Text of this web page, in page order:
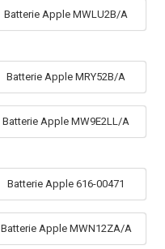
Batterie Apple MWLU2B/A
Batterie Apple MRY52B/A
Batterie Apple MW9E2LL/A
Batterie Apple 616-00471
Batterie Apple MWN12ZA/A